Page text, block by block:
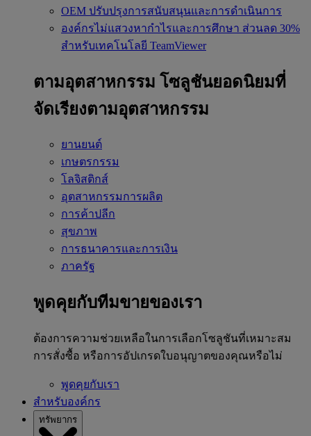
OEM ปรับปรุงการสนับสนุนและการดำเนินการ
องค์กรไม่แสวงหากำไรและการศึกษา ส่วนลด 30%
สำหรับเทคโนโลยี TeamViewer
ตามอุตสาหกรรม โซลูชันยอดนิยมที่
จัดเรียงตามอุตสาหกรรม
ยานยนต์
เกษตรกรรม
โลจิสติกส์
อุตสาหกรรมการผลิต
การค้าปลีก
สุขภาพ
การธนาคารและการเงิน
ภาครัฐ
พูดคุยกับทีมขายของเรา
ต้องการความช่วยเหลือในการเลือกโซลูชันที่เหมาะสม
การสั่งซื้อ หรือการอัปเกรดใบอนุญาตของคุณหรือไม่
พูดคุยกับเรา
สำหรับองค์กร
ทรัพยากร